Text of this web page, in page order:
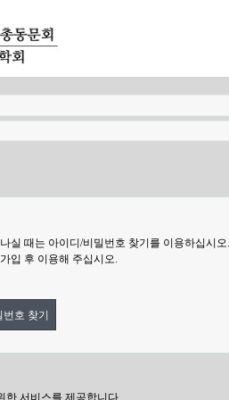
실 때는 아이디/비밀번호 찾기를 이용하십시오.
입 후 이용해 주십시오.
번호 찾기
서비스를 제공합니다.